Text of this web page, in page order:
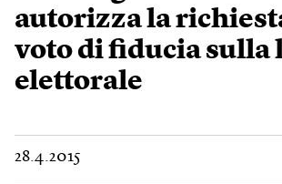
autorizza la
voto di fiducia sulla
elettorale
28.4.2015